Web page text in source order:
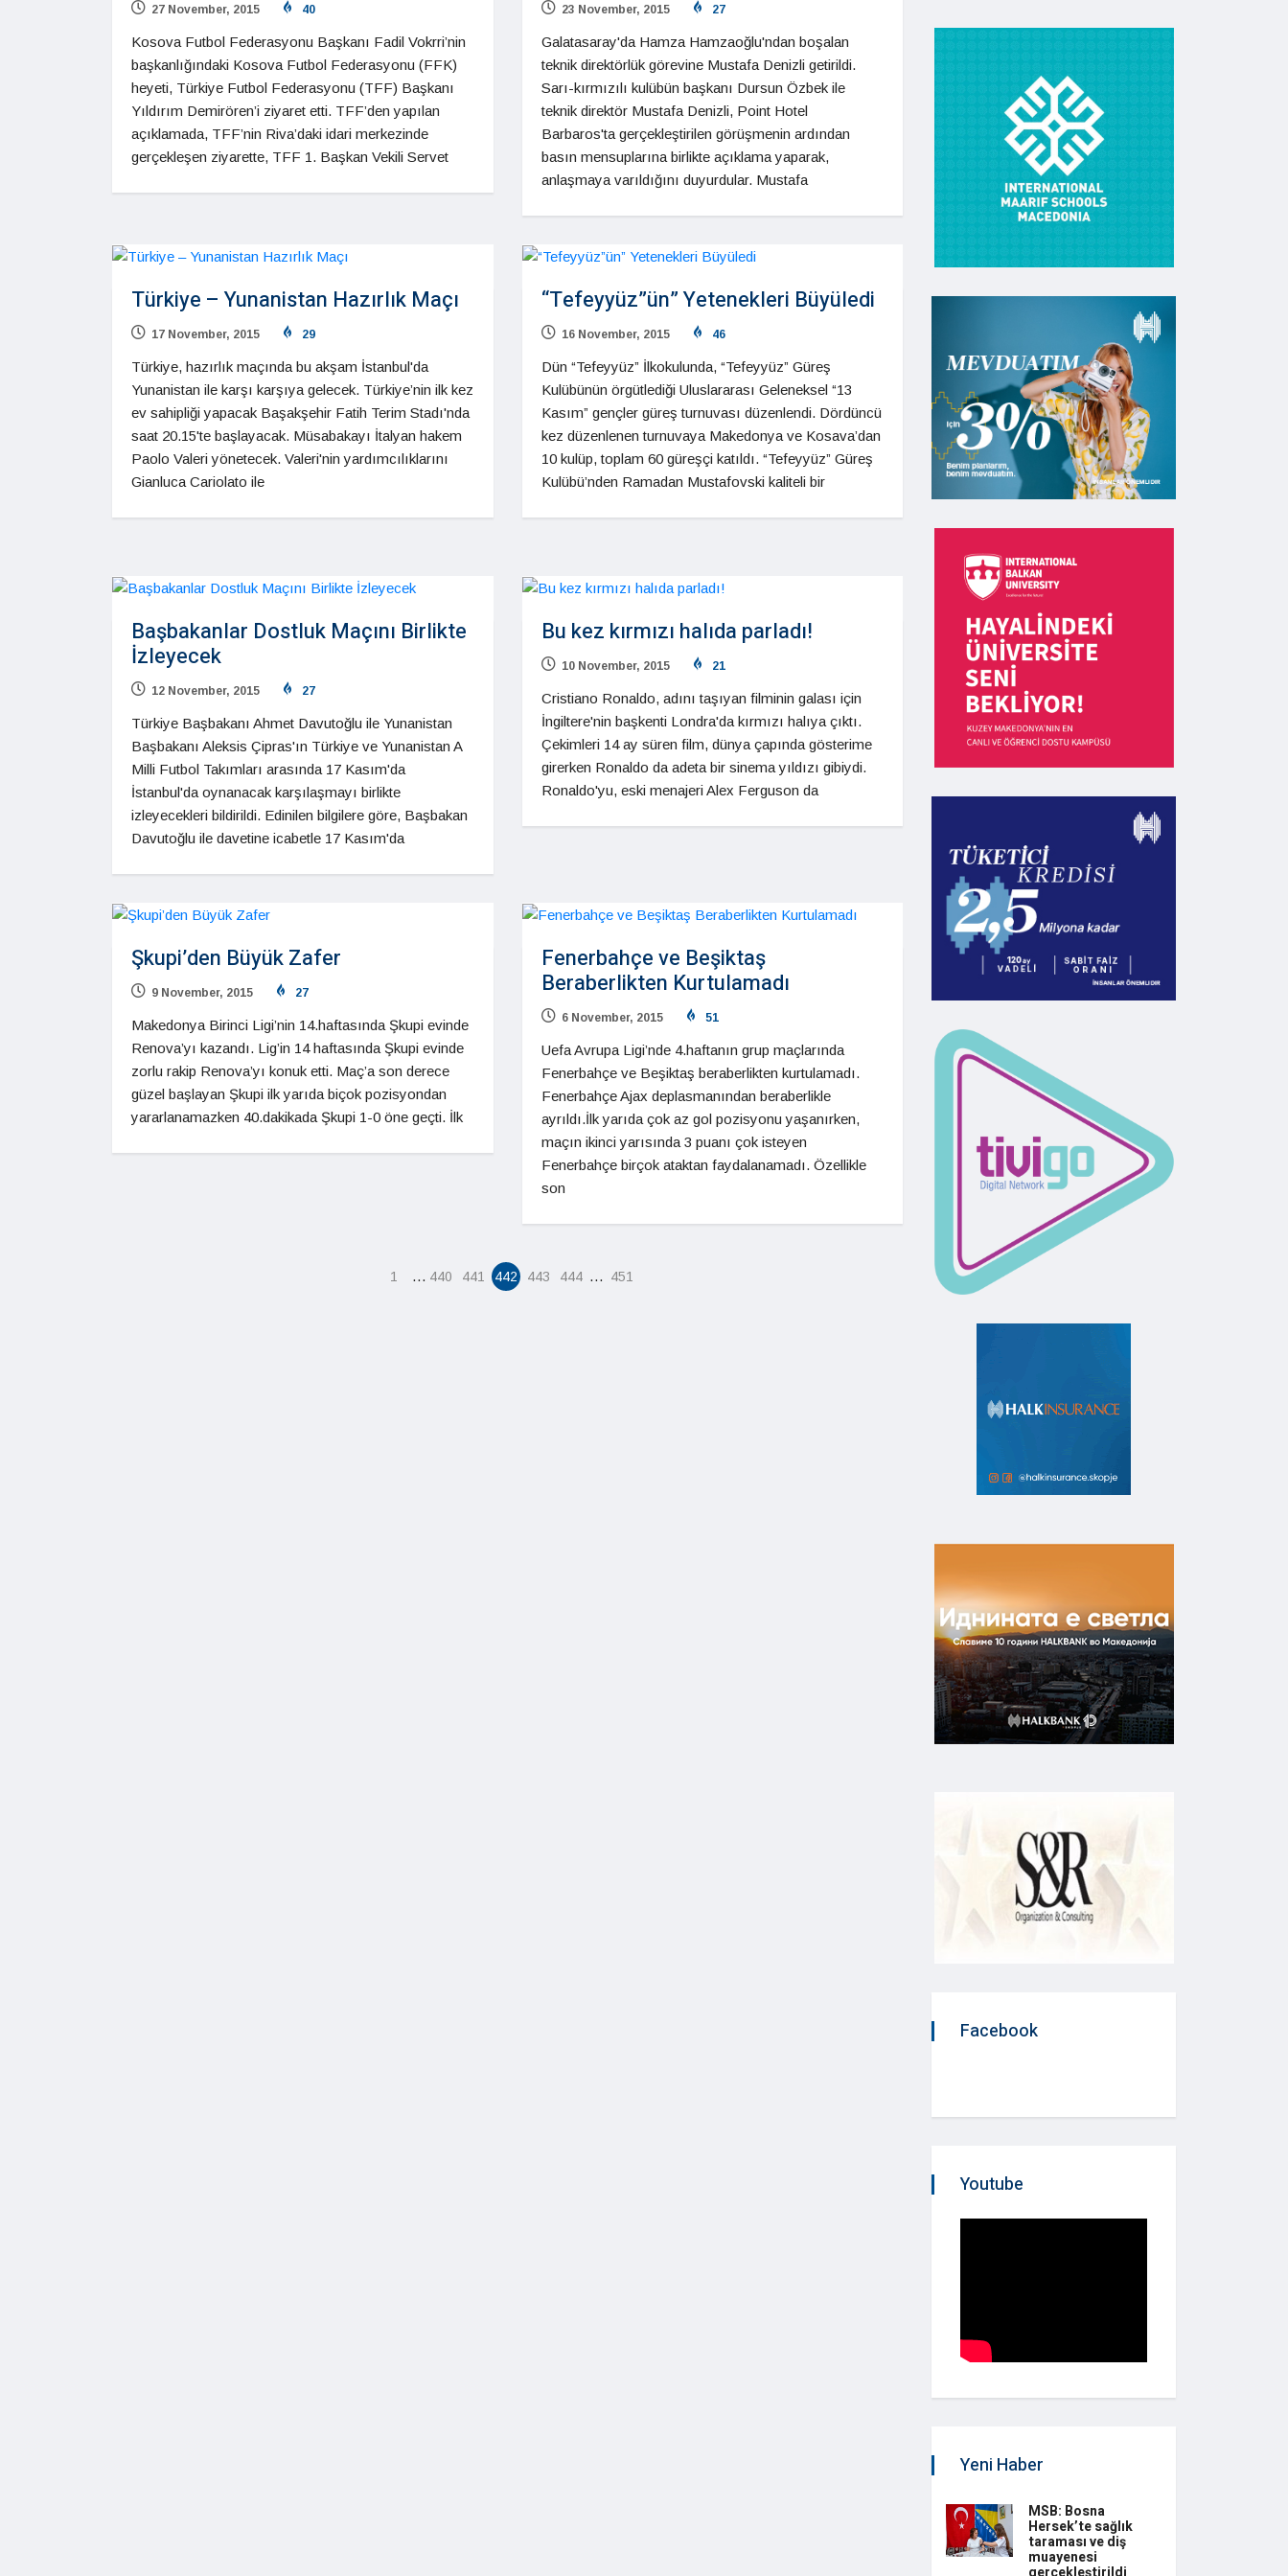
27 November, 2015 40
Kosova Futbol Federasyonu Başkanı Fadil Vokrri’nin
başkanlığındaki Kosova Futbol Federasyonu (FFK)
heyeti, Türkiye Futbol Federasyonu (TFF) Başkanı
Yıldırım Demirören’i ziyaret etti. TFF’den yapılan
açıklamada, TFF’nin Riva’daki idari merkezinde
gerçekleşen ziyarette, TFF 1. Başkan Vekili Servet
23 November, 2015 27
Galatasaray'da Hamza Hamzaoğlu'ndan boşalan
teknik direktörlük görevine Mustafa Denizli getirildi.
Sarı-kırmızılı kulübün başkanı Dursun Özbek ile
teknik direktör Mustafa Denizli, Point Hotel
Barbaros'ta gerçekleştirilen görüşmenin ardından
basın mensuplarına birlikte açıklama yaparak,
anlaşmaya varıldığını duyurdular. Mustafa
Türkiye – Yunanistan Hazırlık Maçı
17 November, 2015 29
Türkiye, hazırlık maçında bu akşam İstanbul'da
Yunanistan ile karşı karşıya gelecek. Türkiye’nin ilk kez
ev sahipliği yapacak Başakşehir Fatih Terim Stadı'nda
saat 20.15'te başlayacak. Müsabakayı İtalyan hakem
Paolo Valeri yönetecek. Valeri'nin yardımcılıklarını
Gianluca Cariolato ile
“Tefeyyüz”ün” Yetenekleri Büyüledi
16 November, 2015 46
Dün “Tefeyyüz” İlkokulunda, “Tefeyyüz” Güreş
Kulübünün örgütlediği Uluslararası Geleneksel “13
Kasım” gençler güreş turnuvası düzenlendi. Dördüncü
kez düzenlenen turnuvaya Makedonya ve Kosava’dan
10 kulüp, toplam 60 güreşçi katıldı. “Tefeyyüz” Güreş
Kulübü’nden Ramadan Mustafovski kaliteli bir
Başbakanlar Dostluk Maçını Birlikte
İzleyecek
12 November, 2015 27
Türkiye Başbakanı Ahmet Davutoğlu ile Yunanistan
Başbakanı Aleksis Çipras'ın Türkiye ve Yunanistan A
Milli Futbol Takımları arasında 17 Kasım'da
İstanbul'da oynanacak karşılaşmayı birlikte
izleyecekleri bildirildi. Edinilen bilgilere göre, Başbakan
Davutoğlu ile davetine icabetle 17 Kasım'da
Bu kez kırmızı halıda parladı!
10 November, 2015 21
Cristiano Ronaldo, adını taşıyan filminin galası için
İngiltere'nin başkenti Londra'da kırmızı halıya çıktı.
Çekimleri 14 ay süren film, dünya çapında gösterime
girerken Ronaldo da adeta bir sinema yıldızı gibiydi.
Ronaldo'yu, eski menajeri Alex Ferguson da
Şkupi’den Büyük Zafer
9 November, 2015 27
Makedonya Birinci Ligi’nin 14.haftasında Şkupi evinde
Renova’yı kazandı. Lig’in 14 haftasında Şkupi evinde
zorlu rakip Renova’yı konuk etti. Maç’a son derece
güzel başlayan Şkupi ilk yarıda biçok pozisyondan
yararlanamazken 40.dakikada Şkupi 1-0 öne geçti. İlk
Fenerbahçe ve Beşiktaş
Beraberlikten Kurtulamadı
6 November, 2015 51
Uefa Avrupa Ligi’nde 4.haftanın grup maçlarında
Fenerbahçe ve Beşiktaş beraberlikten kurtulamadı.
Fenerbahçe Ajax deplasmanından beraberlikle
ayrıldı.İlk yarıda çok az gol pozisyonu yaşanırken,
maçın ikinci yarısında 3 puanı çok isteyen
Fenerbahçe birçok ataktan faydalanamadı. Özellikle
son
1 … 440 441 442 443 444 … 451
Facebook
Youtube
Yeni Haber
MSB: Bosna
Hersek’te sağlık
taraması ve diş
muayenesi